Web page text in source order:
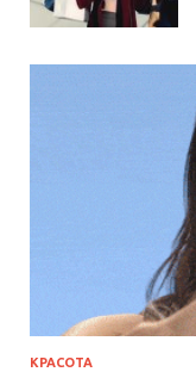
КРАСОТА